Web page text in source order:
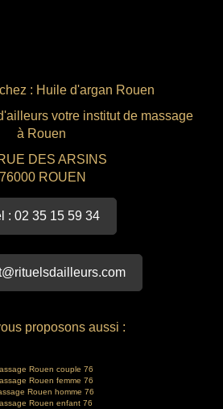
: Huile d'argan Rouen
votre institut de massage
à Rouen
DES ARSINS
76000 ROUEN
: 02 35 15 59 34
proposons aussi :
Rouen couple 76
Rouen femme 76
Rouen homme 76
Rouen enfant 76